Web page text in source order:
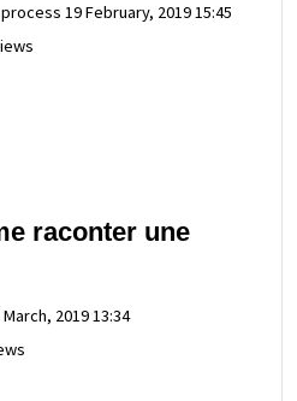
19 February, 2019 15:45
raconter une
March, 2019 13:34